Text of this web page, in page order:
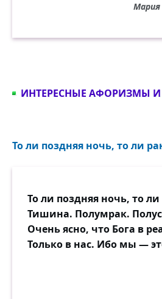
ИНТЕРЕСНЫЕ АФОРИЗМЫ И
То ли поздняя ночь, то ли
То ли поздняя ночь, то
Тишина. Полумрак.
Очень ясно, что Бога в
Только в нас. Ибо мы —